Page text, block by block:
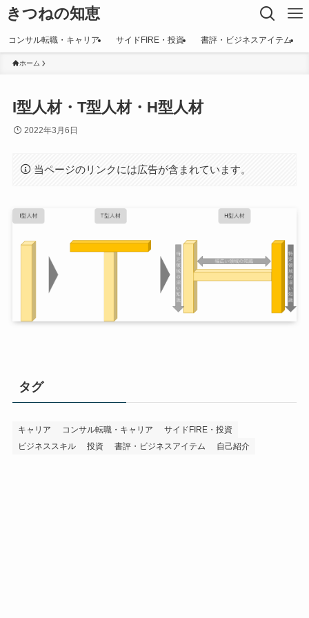
きつねの知恵
コンサル転職・キャリア サイドFIRE・投資 書評・ビジネスアイテム
ホーム
I型人材・T型人材・H型人材
2022年3月6日
当ページのリンクには広告が含まれています。
タグ
キャリア コンサル転職・キャリア
サイドFIRE・投資
ビジネススキル
投資 書評・ビジネスアイテム 自己紹介